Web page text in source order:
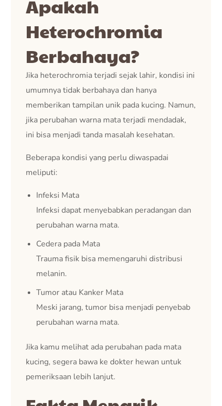
Apakah
Heterochromia
Berbahaya?
Jika heterochromia terjadi sejak lahir, kondisi ini
umumnya tidak berbahaya dan hanya
memberikan tampilan unik pada kucing. Namun,
jika perubahan warna mata terjadi mendadak,
ini bisa menjadi tanda masalah kesehatan.
Beberapa kondisi yang perlu diwaspadai
meliputi:
Infeksi Mata
Infeksi dapat menyebabkan peradangan dan
perubahan warna mata.
Cedera pada Mata
Trauma fisik bisa memengaruhi distribusi
melanin.
Tumor atau Kanker Mata
Meski jarang, tumor bisa menjadi penyebab
perubahan warna mata.
Jika kamu melihat ada perubahan pada mata
kucing, segera bawa ke dokter hewan untuk
pemeriksaan lebih lanjut.